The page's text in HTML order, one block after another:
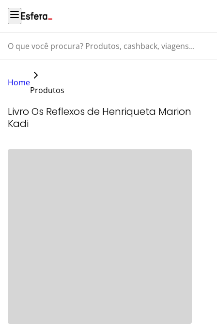
O que você procura? Produtos, cashback, viagens...
Home
Produtos
Livro Os Reflexos de Henriqueta Marion
Kadi